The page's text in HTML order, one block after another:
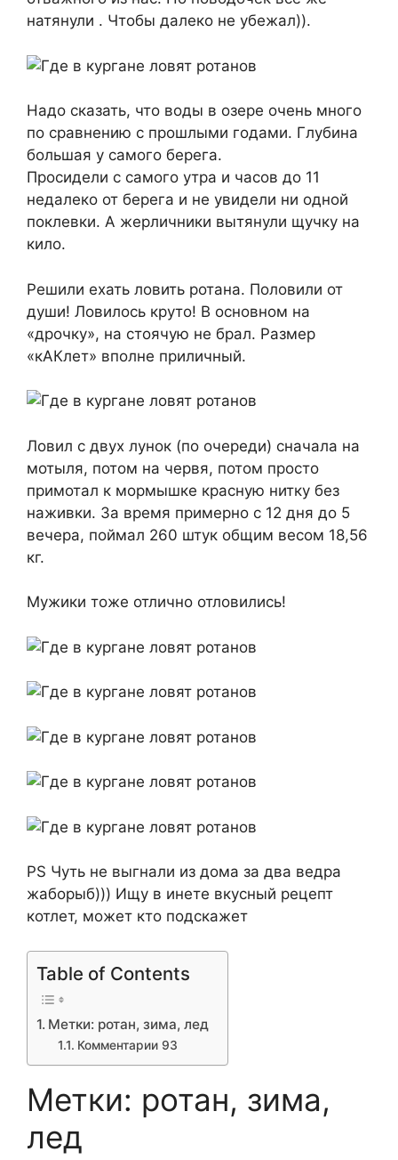
натянули . Чтобы далеко не убежал)).
Надо сказать, что воды в озере очень много
по сравнению с прошлыми годами. Глубина
большая у самого берега.
Просидели с самого утра и часов до 11
недалеко от берега и не увидели ни одной
поклевки. А жерличники вытянули щучку на
кило.
Решили ехать ловить ротана. Половили от
души! Ловилось круто! В основном на
«дрочку», на стоячую не брал. Размер
«кАКлет» вполне приличный.
Ловил с двух лунок (по очереди) сначала на
мотыля, потом на червя, потом просто
примотал к мормышке красную нитку без
наживки. За время примерно с 12 дня до 5
вечера, поймал 260 штук общим весом 18,56
кг.
Мужики тоже отлично отловились!
PS Чуть не выгнали из дома за два ведра
жаборыб))) Ищу в инете вкусный рецепт
котлет, может кто подскажет
Table of Contents
Метки: ротан, зима, лед
Комментарии 93
Метки: ротан, зима,
лед